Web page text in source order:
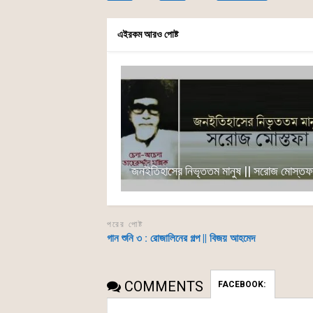
o
o
k
p
p
n
er
এইরকম আরও পোষ্ট
জনইতিহাসের নিভৃততম মানুষ || সরোজ
পরের পোষ্ট
গান শুনি ৩ : রোজালিনের গল্প || বিজয় আহমেদ
COMMENTS FACEBOOK: